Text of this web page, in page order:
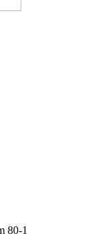
80-1